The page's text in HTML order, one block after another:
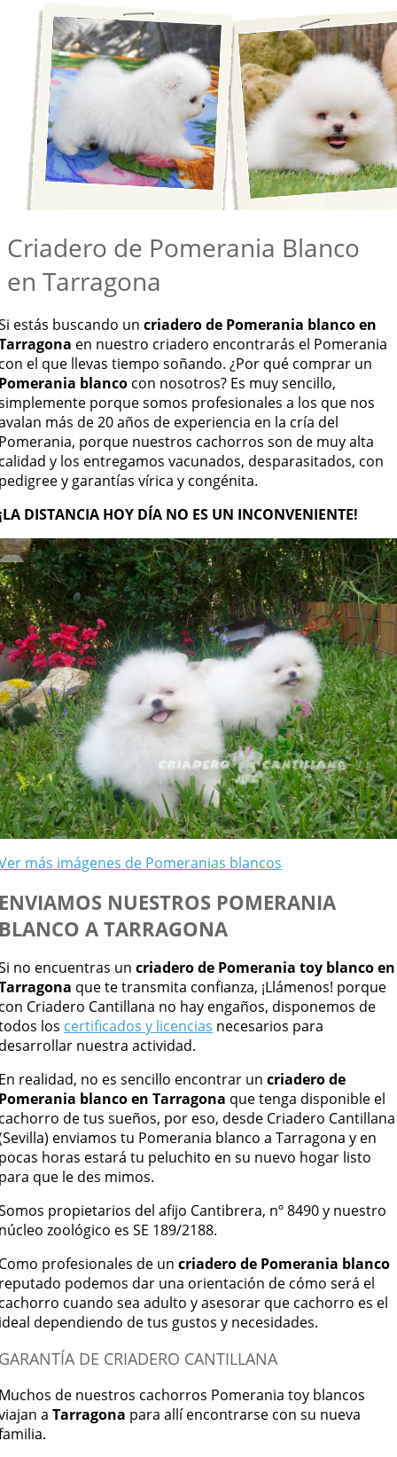
Criadero de Pomerania Blanco
en Tarragona
estás buscando un criadero de Pomerania blanco en
en nuestro criadero encontrarás el Pomerania
el que llevas tiempo soñando. ¿Por qué comprar un
blanco con nosotros? Es muy sencillo,
porque somos profesionales a los que nos
más de 20 años de experiencia en la cría del
porque nuestros cachorros son de muy alta
y los entregamos vacunados, desparasitados, con
y garantías vírica y congénita.
DISTANCIA HOY DÍA NO ES UN INCONVENIENTE!
más imágenes de Pomeranias blancos
NUESTROS POMERANIA
A TARRAGONA
no encuentras un criadero de Pomerania toy blanco en
que te transmita confianza, ¡Llámenos! porque
Criadero Cantillana no hay engaños, disponemos de
los certificados y licencias necesarios para
nuestra actividad.
realidad, no es sencillo encontrar un criadero de
blanco en Tarragona que tenga disponible el
de tus sueños, por eso, desde Criadero Cantillana
enviamos tu Pomerania blanco a Tarragona y en
horas estará tu peluchito en su nuevo hogar listo
que le des mimos.
propietarios del afijo Cantibrera, nº 8490 y nuestro
zoológico es SE 189/2188.
profesionales de un criadero de Pomerania blanco
podemos dar una orientación de cómo será el
cuando sea adulto y asesorar que cachorro es el
dependiendo de tus gustos y necesidades.
DE CRIADERO CANTILLANA
de nuestros cachorros Pomerania toy blancos
a Tarragona para allí encontrarse con su nueva